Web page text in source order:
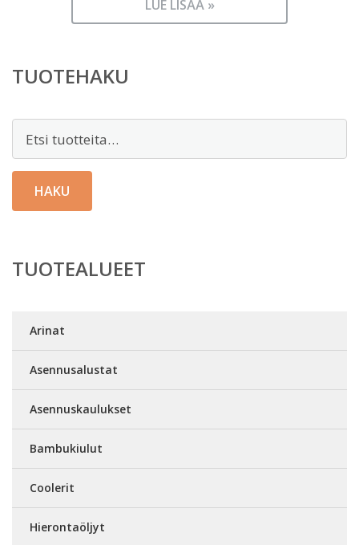
LUE LISÄÄ »
TUOTEHAKU
HAKU
TUOTEALUEET
Arinat
Asennusalustat
Asennuskaulukset
Bambukiulut
Coolerit
Hierontaöljyt